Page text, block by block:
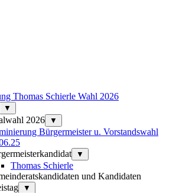
Thomas Schierle Wahl 2026
▼
2026 ▼
Bürgermeister u. Vorstandswahl
▼
Thomas Schierle
und Kandidaten
▼